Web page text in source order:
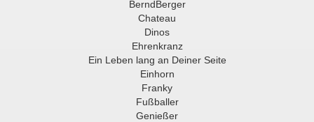
BerndBerger
Chateau
Dinos
Ehrenkranz
Ein Leben lang an Deiner Seite
Einhorn
Franky
Fußballer
Genießer